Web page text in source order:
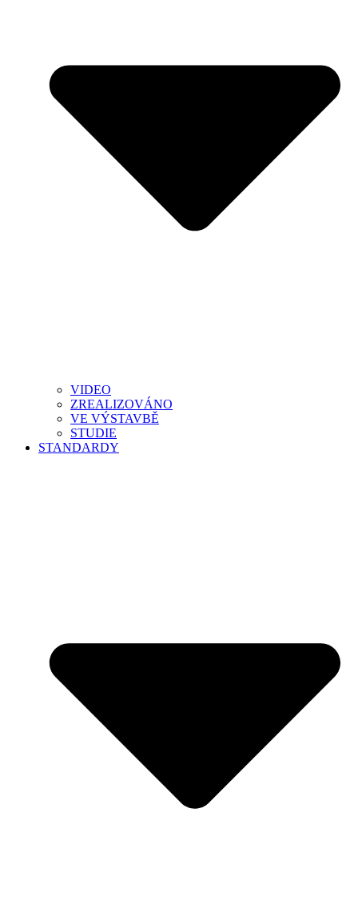
VIDEO
ZREALIZOVÁNO
VE VÝSTAVBĚ
STUDIE
STANDARDY